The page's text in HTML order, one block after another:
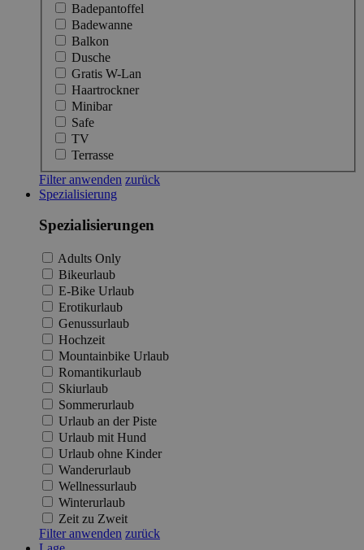
Badepantoffel
Badewanne
Balkon
Dusche
Gratis W-Lan
Haartrockner
Minibar
Safe
TV
Terrasse
Filter anwenden zurück
Spezialisierung
Spezialisierungen
Adults Only
Bikeurlaub
E-Bike Urlaub
Erotikurlaub
Genussurlaub
Hochzeit
Mountainbike Urlaub
Romantikurlaub
Skiurlaub
Sommerurlaub
Urlaub an der Piste
Urlaub mit Hund
Urlaub ohne Kinder
Wanderurlaub
Wellnessurlaub
Winterurlaub
Zeit zu Zweit
Filter anwenden zurück